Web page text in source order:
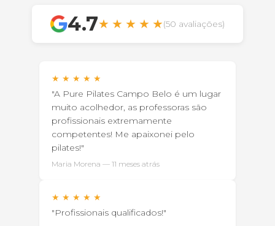
4.7★ ★ ★ ★ ★(50 avaliações)
★ ★ ★ ★ ★
"A Pure Pilates Campo Belo é um lugar
muito acolhedor, as professoras são
profissionais extremamente
competentes! Me apaixonei pelo
pilates!"
Maria Morena — 11 meses atrás
★ ★ ★ ★ ★
"Profissionais qualificados!"